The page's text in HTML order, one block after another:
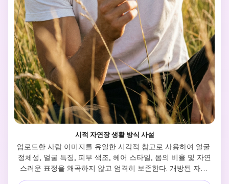
시적 자연장 생활 방식 사설
업로드한 사람 이미지를 유일한 시각적 참고로 사용하여 얼굴
정체성, 얼굴 특징, 피부 색조, 헤어 스타일, 몸의 비율 및 자연
스러운 표정을 왜곡하지 않고 엄격히 보존한다. 개방된 자연
환경에서 영화적이고 시적인 라이프 스타일 초상화를 재창조